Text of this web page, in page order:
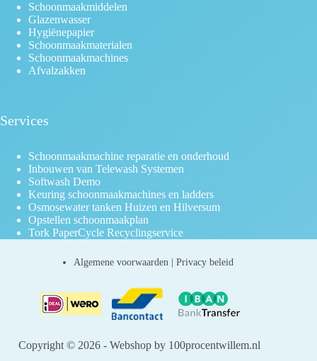
Schoonmaakmiddelen
Glazenwasser
Hygiënepapier
Schoonmaakmaterialen
Schoonmaakmachines
Afvalzakken
Services
Schoonmaakmachine reparatie en onderhoud
Inbouwen van Telewash Systemen
Softwash Demo
Keuring schoonmaakmachines en ladders
Osmosewater tanken Huizen en Hilversum
Opstellen schoonmaakplan
Tork PaperCycle Recyclingservice
Algemene voorwaarden |Privacy beleid
Copyright © 2026 - Webshop by 100procentwillem.nl